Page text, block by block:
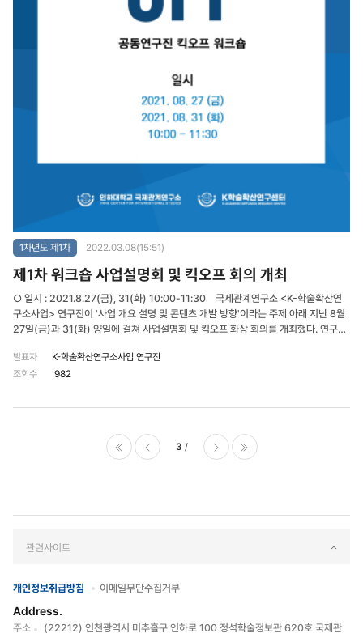
1차년도 제1차 2022.03.08(15:51)
제1차 워크숍 사업설명회 및 킥오프 회의 개최
○ 일시 : 2021.8.27(금), 31(화) 10:00-11:30 국제관계연구소 <K-학술확산연
구소사업> 연구진이 '사업 개요 설명 및 콘텐츠 개발 방향'이라는 주제 아래 지난 8월
27일(금)과 31(화) 양일에 걸쳐 사업설명회 및 킥오프 화상 회의를 개최했다. 연구책
참석했다. 이번 회의에서 연구계획, 강좌커리큘럼, 추진 구조, 출판 및 온라인 콘텐츠
개발 방안 등에 대한 논의가 이루어졌다. 이 가운데 1차년도
민주주의', '한국사회와 정체성', '한국과 해외동포' 등 10개의 온라인 강좌를 개발·제작
발표자
K-학술확산연구소사업 연구진
조회수
982
3
개인정보취급방침 이메일무단수집거부
Address.
주소 (22212) 인천광역시 미추홀구 인하로 100 정석학술정보관 620호 국제관
관련사이트